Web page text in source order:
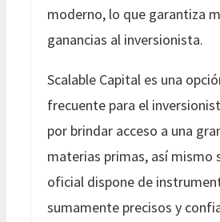
moderno, lo que garantiza
ganancias al inversionista.
Scalable Capital es una
frecuente para el
por brindar acceso a una
materias primas, así mismo
oficial dispone de
sumamente precisos y